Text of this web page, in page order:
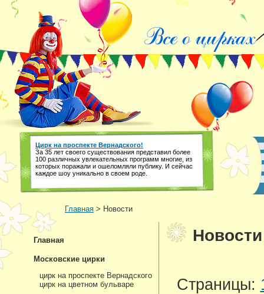
Цирк на проспекте Вернадского!
За 35 лет своего существования представил более
100 различных увлекательных программ многие, из
которых поражали и ошеломляли публику. И сейчас
каждое шоу уникально в своем роде.
Главная > Новости
Страницы:
Главная
Московские цирки
цирк на проспекте Вернадского
цирк на цветном бульваре